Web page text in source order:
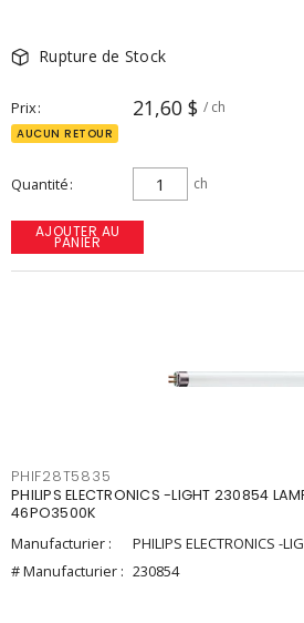
Rupture de Stock
Prix 21,60 $ / ch
AUCUN RETOUR
Quantité ch
AJOUTER AU
PANIER
PHIF28T5835
PHILIPS ELECTRONICS -LIGHT 230854
46PO3500K
Manufacturier :
PHILIPS ELECTRONICS -
# Manufacturier : 230854